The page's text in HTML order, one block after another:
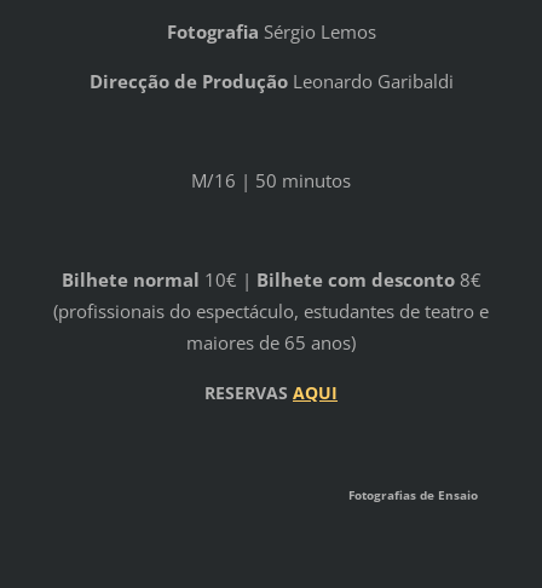
Fotografia Sérgio Lemos
Direcção de ProduçãoLeonardo Garibaldi
M/16 | 50 minutos
Bilhete normal 10€ | Bilhete com desconto 8€
(profissionais do espectáculo, estudantes de teatro e
maiores de 65 anos)
RESERVAS AQUI
Fotografias de Ensaio